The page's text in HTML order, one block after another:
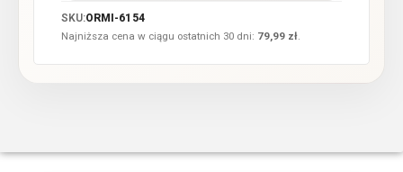
SKU:ORMI-6154
Najniższa cena w ciągu ostatnich 30 dni: 79,99 zł.